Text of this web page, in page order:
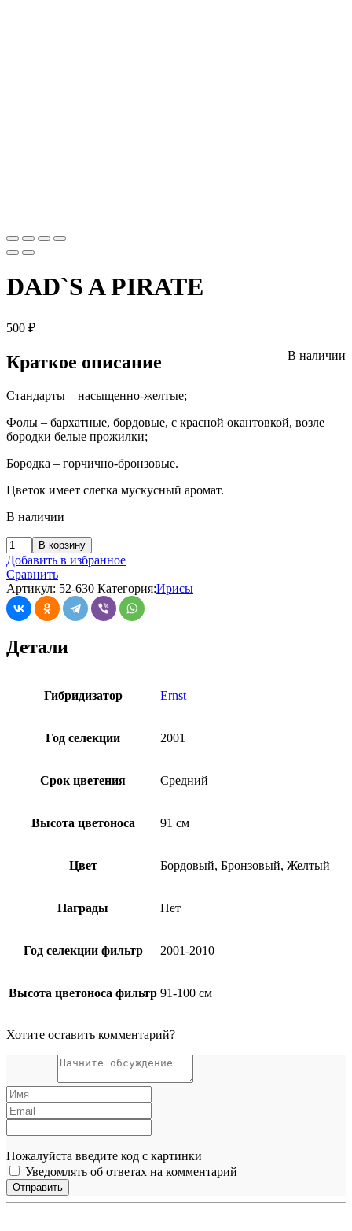
DAD`S A PIRATE
500 ₽
В наличии
Краткое описание
Стандарты – насыщенно-желтые;
Фолы – бархатные, бордовые, с красной окантовкой, возле
бородки белые прожилки;
Бородка – горчично-бронзовые.
Цветок имеет слегка мускусный аромат.
В наличии
В корзину
Добавить в избранное
Сравнить
Артикул: 52-630 Категория:Ирисы
Детали
Гибридизатор Ernst
Год селекции 2001
Срок цветения Средний
Высота цветоноса 91 см
Цвет Бордовый, Бронзовый, Желтый
Награды Нет
Год селекции фильтр 2001-2010
Высота цветоноса фильтр 91-100 см
Хотите оставить комментарий?
Пожалуйста введите код с картинки
Уведомлять об ответах на комментарий